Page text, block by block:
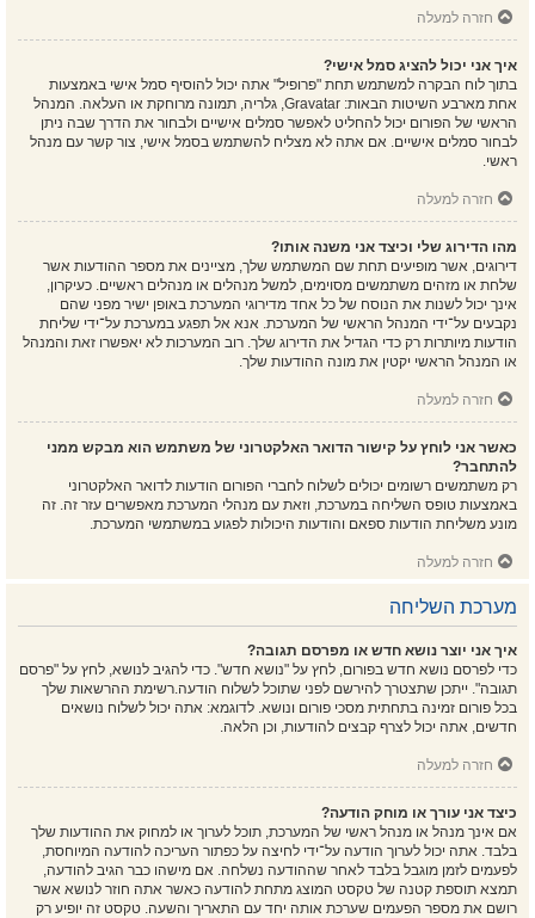
חזרה למעלה
איך אני יכול להציג סמל אישי?
בתוך לוח הבקרה למשתמש תחת "פרופיל" אתה יכול להוסיף סמל אישי באמצעות
אחת מארבע השיטות הבאות: Gravatar, גלריה, תמונה מרוחקת או העלאה. המנהל
הראשי של הפורום יכול להחליט לאפשר סמלים אישיים ולבחור את הדרך שבה ניתן
לבחור סמלים אישיים. אם אתה לא מצליח להשתמש בסמל אישי, צור קשר עם מנהל
ראשי.
חזרה למעלה
מהו הדירוג שלי וכיצד אני משנה אותו?
דירוגים, אשר מופיעים תחת שם המשתמש שלך, מציינים את מספר ההודעות אשר
שלחת או מזהים משתמשים מסוימים, למשל מנהלים או מנהלים ראשיים. כעיקרון,
אינך יכול לשנות את הנוסח של כל אחד מדירוגי המערכת באופן ישיר מפני שהם
נקבעים על־ידי המנהל הראשי של המערכת. אנא אל תפגע במערכת על־ידי שליחת
הודעות מיותרות רק כדי הגדיל את הדירוג שלך. רוב המערכות לא יאפשרו זאת והמנהל
או המנהל הראשי יקטין את מונה ההודעות שלך.
חזרה למעלה
כאשר אני לוחץ על קישור הדואר האלקטרוני של משתמש הוא מבקש ממני
להתחבר?
רק משתמשים רשומים יכולים לשלוח לחברי הפורום הודעות לדואר האלקטרוני
באמצעות טופס השליחה במערכת, וזאת עם מנהלי המערכת מאפשרים עזר זה. זה
מונע משליחת הודעות ספאם והודעות היכולות לפגוע במשתמשי המערכת.
חזרה למעלה
מערכת השליחה
איך אני יוצר נושא חדש או מפרסם תגובה?
כדי לפרסם נושא חדש בפורום, לחץ על "נושא חדש". כדי להגיב לנושא, לחץ על "פרסם
תגובה". ייתכן שתצטרך להירשם לפני שתוכל לשלוח הודעה.רשימת ההרשאות שלך
בכל פורום זמינה בתחתית מסכי פורום ונושא. לדוגמא: אתה יכול לשלוח נושאים
חדשים, אתה יכול לצרף קבצים להודעות, וכן הלאה.
חזרה למעלה
כיצד אני עורך או מוחק הודעה?
אם אינך מנהל או מנהל ראשי של המערכת, תוכל לערוך או למחוק את ההודעות שלך
בלבד. אתה יכול לערוך הודעה על־ידי לחיצה על כפתור העריכה להודעה המיוחסת,
לפעמים לזמן מוגבל בלבד לאחר שההודעה נשלחה. אם מישהו כבר הגיב להודעה,
תמצא תוספת קטנה של טקסט המוצג מתחת להודעה כאשר אתה חוזר לנושא אשר
רושם את מספר הפעמים שערכת אותה יחד עם התאריך והשעה. טקסט זה יופיע רק